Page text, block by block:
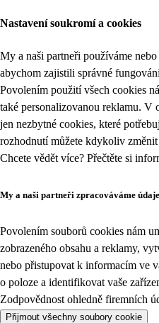
Nastavení soukromí a cookies
My a naši partneři používáme
abychom zajistili správné
Povolením použití všech cookies
také personalizovanou reklamu. V
jen nezbytné cookies, které
rozhodnutí můžete kdykoliv
Chcete vědět více? Přečtěte si
My a naši partneři zpracováváme
Povolením souborů cookies nám
zobrazeného obsahu a reklamy,
nebo přistupovat k informacím ve
o poloze a identifikovat vaše
Zodpovědnost ohledně firemních
Přijmout všechny soubory cookie